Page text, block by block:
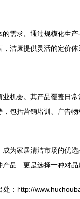
需求。通过规模化生
洁康提供灵活的定价
机会。其产品覆盖日
包括营销培训、广告
为家居清洁市场的优
品，更是选择一种对品
处：http://